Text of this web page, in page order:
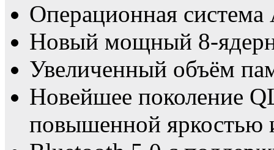
Операционная
Новый мощный 8-
Увеличенный объём
Новейшее поколение
повышенной яркостью